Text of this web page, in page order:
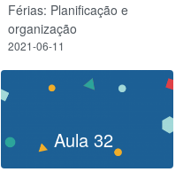
Férias: Planificação e
organização
2021-06-11
Aula 32